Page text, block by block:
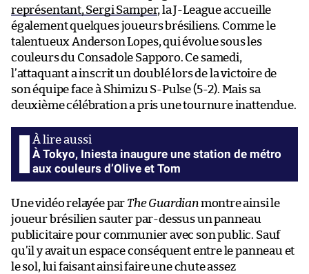
représentant, Sergi Samper, la J-League accueille
également quelques joueurs brésiliens. Comme le
talentueux Anderson Lopes, qui évolue sous les
couleurs du Consadole Sapporo. Ce samedi,
l’attaquant a inscrit un doublé lors de la victoire de
son équipe face à Shimizu S-Pulse (5-2). Mais sa
deuxième célébration a pris une tournure inattendue.
À Tokyo, Iniesta inaugure une station de métro
aux couleurs d’Olive et Tom
Une vidéo relayée par The Guardianmontre ainsi le
joueur brésilien sauter par-dessus un panneau
publicitaire pour communier avec son public. Sauf
qu’il y avait un espace conséquent entre le panneau et
le sol, lui faisant ainsi faire une chute assez